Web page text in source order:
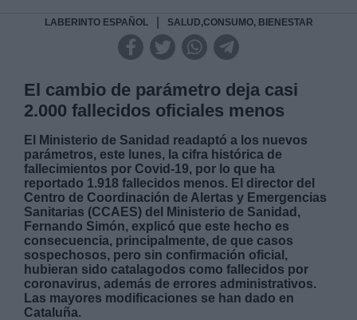
LABERINTO ESPAÑOL SALUD,CONSUMO, BIENESTAR
El cambio de parámetro deja casi
2.000 fallecidos oficiales menos
El Ministerio de Sanidad readaptó a los nuevos
parámetros, este lunes, la cifra histórica de
fallecimientos por Covid-19, por lo que ha
reportado 1.918 fallecidos menos. El director del
Centro de Coordinación de Alertas y Emergencias
Sanitarias (CCAES) del Ministerio de Sanidad,
Fernando Simón, explicó que este hecho es
consecuencia, principalmente, de que casos
sospechosos, pero sin confirmación oficial,
hubieran sido catalagodos como fallecidos por
coronavirus, además de errores administrativos.
Las mayores modificaciones se han dado en
Cataluña.
Legitimación:
Destinatarios:
Derechos: